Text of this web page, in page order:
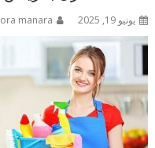
يونيو 19, 2025 manara